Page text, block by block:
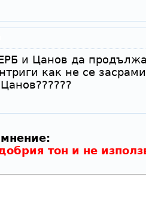
и Цанов да
как не се
тон и не